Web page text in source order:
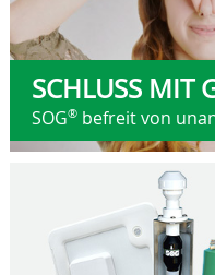
SCHLUSS MIT
SOG®befreit von